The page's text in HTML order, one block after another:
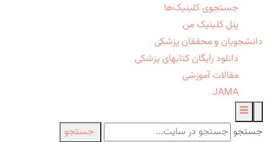
جستجوی کلینیک‌ها
پنل کلینیک من
دانشجویان و محققان پزشکی
دانلود رایگان کتابهای پزشکی
مقالات آموزشی
JAMA
جستجو جستجو